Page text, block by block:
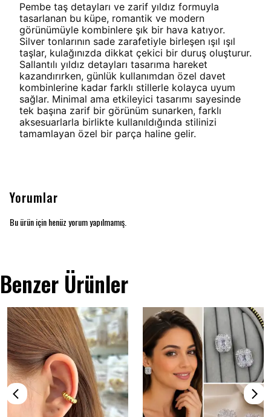
Pembe taş detayları ve zarif yıldız formuyla
tasarlanan bu küpe, romantik ve modern
görünümüyle kombinlere şık bir hava katıyor.
Silver tonlarının sade zarafetiyle birleşen ışıl ışıl
taşlar, kulağınızda dikkat çekici bir duruş oluşturur.
Sallantılı yıldız detayları tasarıma hareket
kazandırırken, günlük kullanımdan özel davet
kombinlerine kadar farklı stillerle kolayca uyum
sağlar. Minimal ama etkileyici tasarımı sayesinde
tek başına zarif bir görünüm sunarken, farklı
aksesuarlarla birlikte kullanıldığında stilinizi
tamamlayan özel bir parça haline gelir.
Yorumlar
Bu ürün için henüz yorum yapılmamış.
Benzer Ürünler